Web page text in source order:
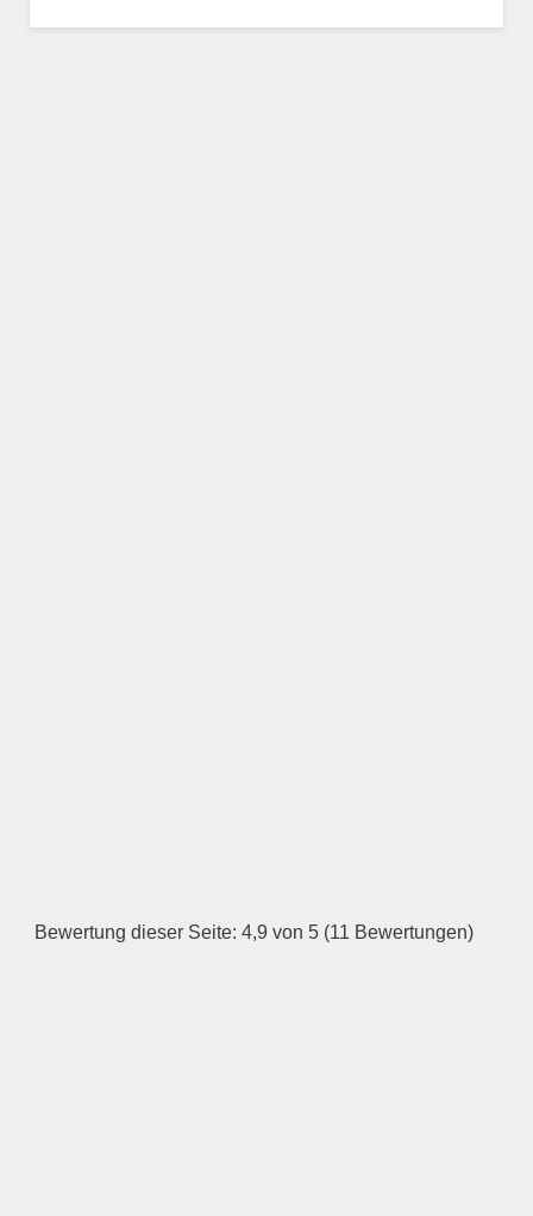
Bewertung dieser Seite: 4,9 von 5 (11 Bewertungen)